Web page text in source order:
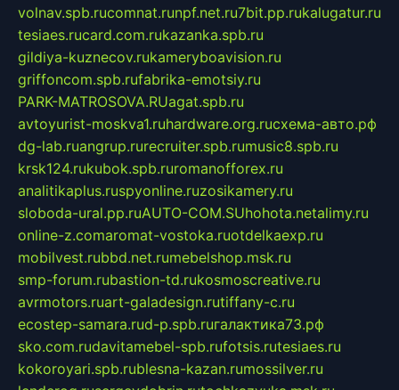
volnav.spb.rucomnat.runpf.net.ru7bit.pp.rukalugatur.ru
tesiaes.rucard.com.rukazanka.spb.ru
gildiya-kuznecov.rukameryboavision.ru
griffoncom.spb.rufabrika-emotsiy.ru
PARK-MATROSOVA.RUagat.spb.ru
avtoyurist-moskva1.ruhardware.org.ruсхема-авто.рф
dg-lab.ruangrup.rurecruiter.spb.rumusic8.spb.ru
krsk124.rukubok.spb.ruromanofforex.ru
analitikaplus.ruspyonline.ruzosikamery.ru
sloboda-ural.pp.ruAUTO-COM.SUhohota.netalimy.ru
online-z.comaromat-vostoka.ruotdelkaexp.ru
mobilvest.rubbd.net.rumebelshop.msk.ru
smp-forum.rubastion-td.rukosmoscreative.ru
avrmotors.ruart-galadesign.rutiffany-c.ru
ecostep-samara.rud-p.spb.ruгалактика73.рф
sko.com.rudavitamebel-spb.rufotsis.rutesiaes.ru
kokoroyari.spb.rublesna-kazan.rumossilver.ru